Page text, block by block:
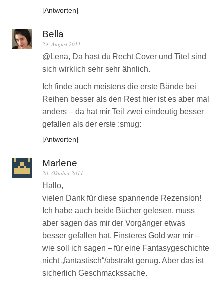
Antworten
Bella
29. August 2011
@Lena, Da hast du Recht Cover und Titel sind
sich wirklich sehr sehr ähnlich.
Ich finde auch meistens die erste Bände bei
Reihen besser als den Rest hier ist es aber mal
anders – da hat mir Teil zwei eindeutig besser
gefallen als der erste :smug:
Antworten
Marlene
20. Oktober 2011
Hallo,
vielen Dank für diese spannende Rezension!
Ich habe auch beide Bücher gelesen, muss
aber sagen das mir der Vorgänger etwas
besser gefallen hat. Finsteres Gold war mir –
wie soll ich sagen – für eine Fantasygeschichte
nicht „fantastisch“/abstrakt genug. Aber das ist
sicherlich Geschmackssache.